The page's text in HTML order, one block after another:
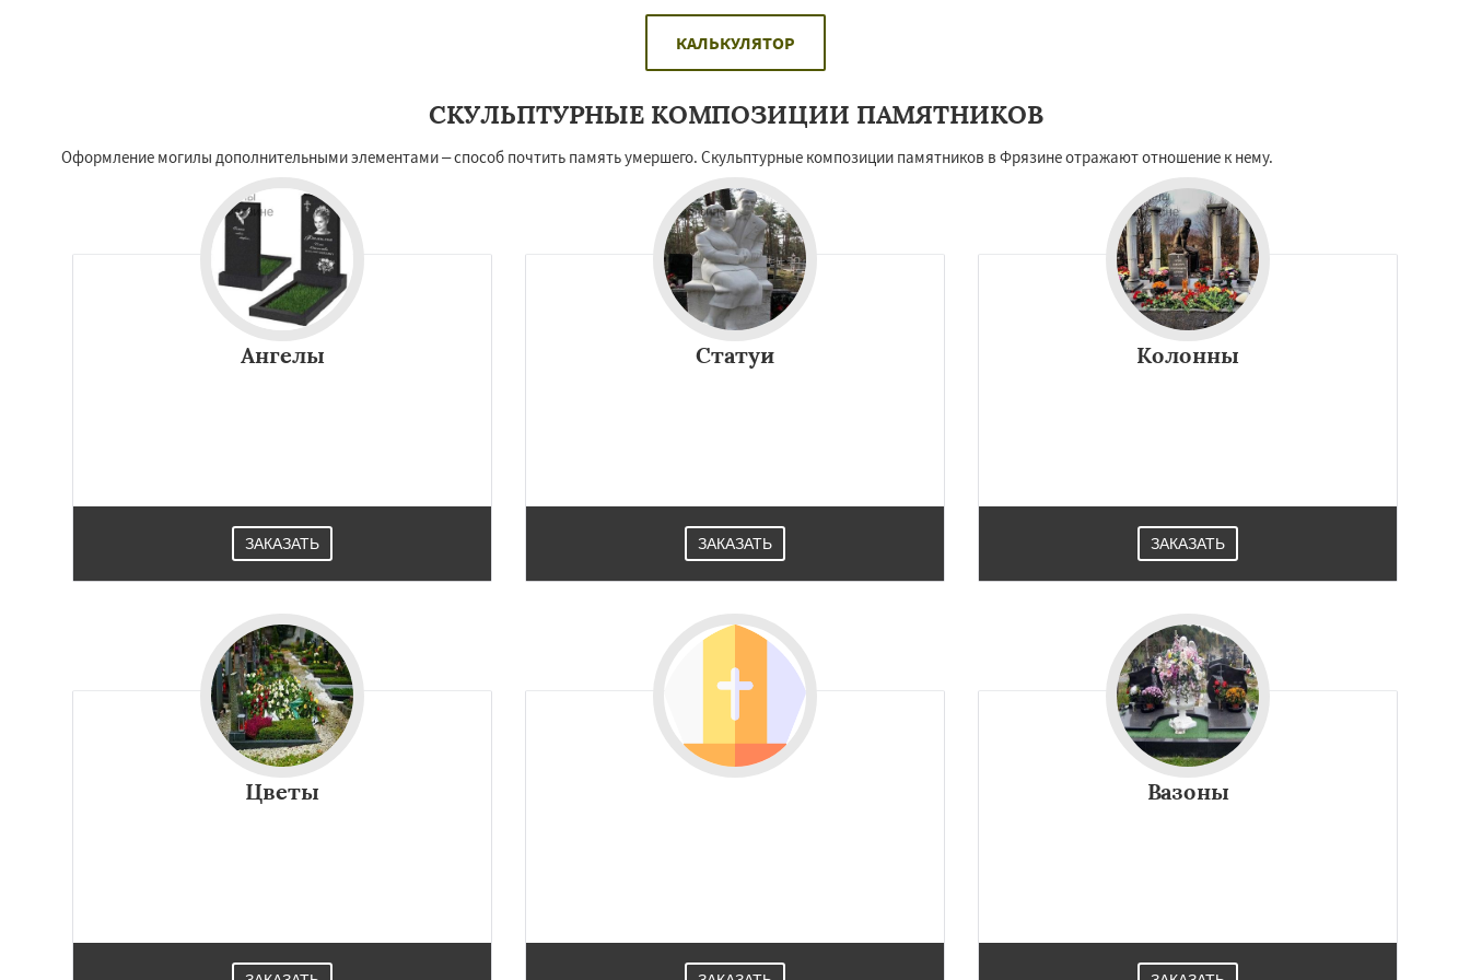
КАЛЬКУЛЯТОР
СКУЛЬПТУРНЫЕ КОМПОЗИЦИИ ПАМЯТНИКОВ
Оформление могилы дополнительными элементами – способ почтить память умершего. Скульптурные композиции памятников в Фрязине отражают отношение к нему.
Ангелы
ЗАКАЗАТЬ
Статуи
ЗАКАЗАТЬ
Колонны
ЗАКАЗАТЬ
Цветы Вазоны